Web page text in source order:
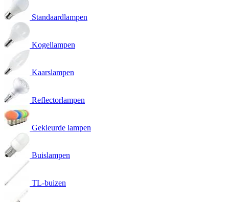
Standaardlampen
Kogellampen
Kaarslampen
Reflectorlampen
Gekleurde lampen
Buislampen
TL-buizen